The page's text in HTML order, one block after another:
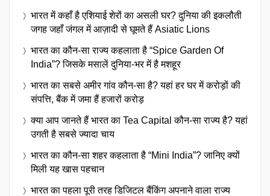
भारत में कहाँ है एशियाई शेरों का असली घर? दुनिया की इकलौती
जगह जहाँ जंगल में आज़ादी से घूमते हैं Asiatic Lions
भारत का कौन-सा राज्य कहलाता है “Spice Garden Of
India”? जिसके मसालें दुनिया-भर में है मशहूर
भारत का सबसे अमीर गांव कौन-सा है? यहां हर घर में करोड़ों की
संपत्ति, बैंक में जमा हैं हजारों करोड़
क्या आप जानते हैं भारत का Tea Capital कौन-सा राज्य है? यहां
उगती है सबसे ज्यादा चाय
भारत का कौन-सा शहर कहलाता है “Mini India”? जानिए क्यों
मिली यह खास पहचान
भारत का पहला पूरी तरह डिजिटल बैंकिंग अपनाने वाला राज्य